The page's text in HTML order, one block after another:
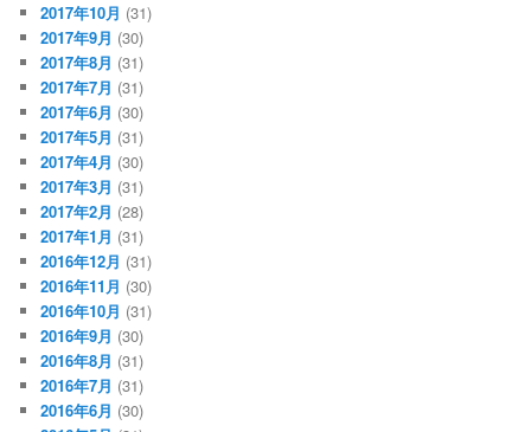
2017年10月 (31)
2017年9月 (30)
2017年8月 (31)
2017年7月 (31)
2017年6月 (30)
2017年5月 (31)
2017年4月 (30)
2017年3月 (31)
2017年2月 (28)
2017年1月 (31)
2016年12月 (31)
2016年11月 (30)
2016年10月 (31)
2016年9月 (30)
2016年8月 (31)
2016年7月 (31)
2016年6月 (30)